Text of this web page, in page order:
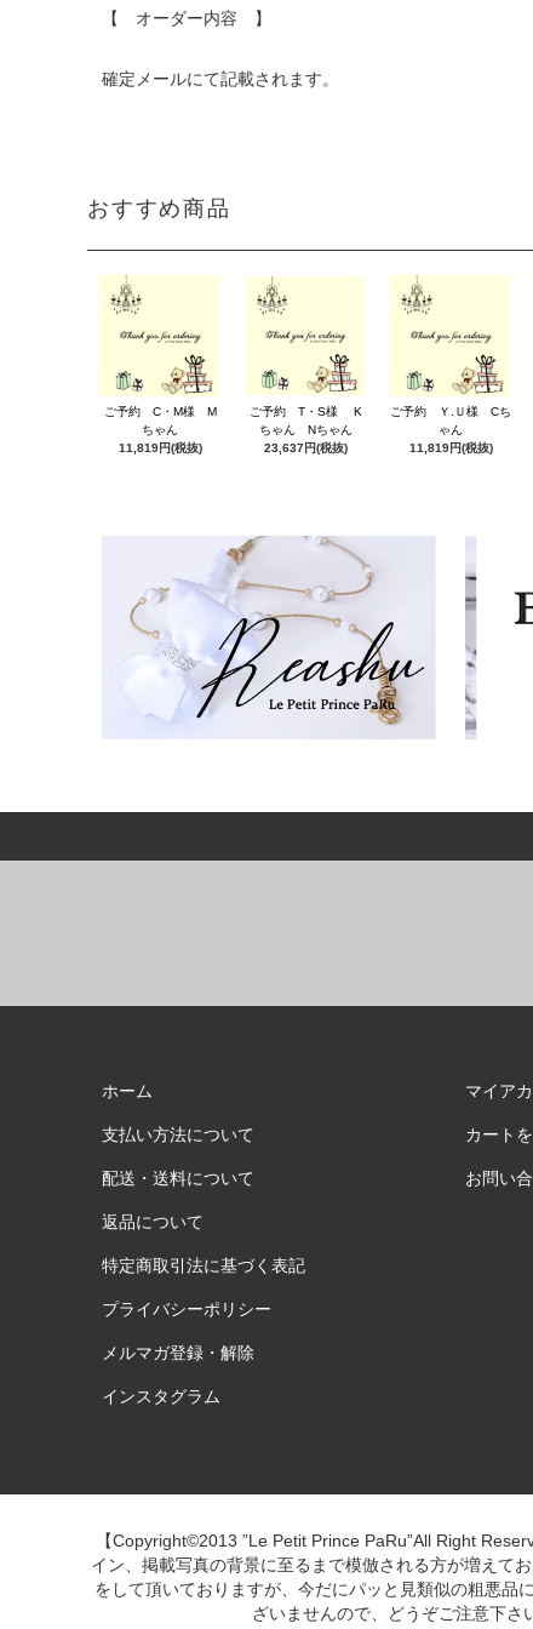
【 オーダー内容 】
確定メールにて記載されます。
おすすめ商品
ご予約 C・M様 M
ちゃん
11,819円(税抜)
ご予約 T・S様 K
ちゃん Nちゃん
23,637円(税抜)
ご予約 Ｙ.Ｕ様 Cち
ゃん
11,819円(税抜)
ホーム
支払い方法について
配送・送料について
返品について
特定商取引法に基づく表記
プライバシーポリシー
メルマガ登録・解除
インスタグラム
マイア
カート
お問い
【Copyright©2013 ”Le Petit Prince PaRu”All Right
イン、掲載写真の背景に至るまで模倣される方が増えて
をして頂いておりますが、今だにパッと見類似の粗悪
ざいませんので、どうぞご注意下さ